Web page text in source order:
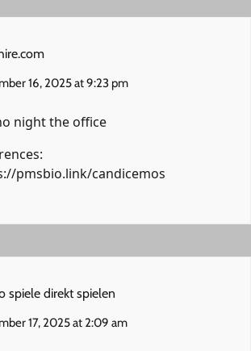
16, 2025 at 9:23 pm
night the office
pmsbio.link/candicemos
spiele direkt spielen
17, 2025 at 2:09 am